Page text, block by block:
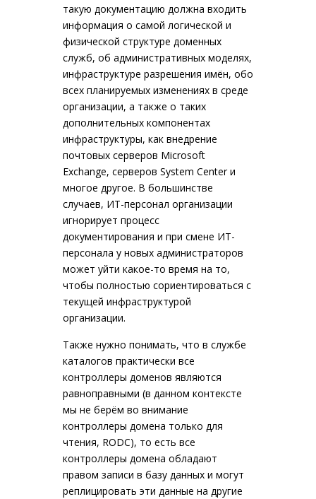
такую документацию должна входить
информация о самой логической и
физической структуре доменных
служб, об административных моделях,
инфраструктуре разрешения имён, обо
всех планируемых изменениях в среде
организации, а также о таких
дополнительных компонентах
инфраструктуры, как внедрение
почтовых серверов Microsoft
Exchange, серверов System Center и
многое другое. В большинстве
случаев, ИТ-персонал организации
игнорирует процесс
документирования и при смене ИТ-
персонала у новых администраторов
может уйти какое-то время на то,
чтобы полностью сориентироваться с
текущей инфраструктурой
организации.
Также нужно понимать, что в службе
каталогов практически все
контроллеры доменов являются
равноправными (в данном контексте
мы не берём во внимание
контроллеры домена только для
чтения, RODC), то есть все
контроллеры домена обладают
правом записи в базу данных и могут
реплицировать эти данные на другие